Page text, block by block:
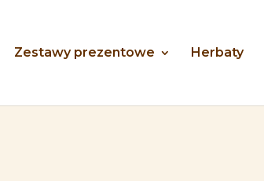
Zestawy prezentowe Herbaty